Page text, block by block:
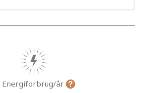
Energiforbrug/år